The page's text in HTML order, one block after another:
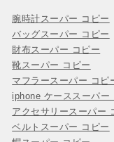
腕時計スーパー コピー
バッグスーパー コピー
財布スーパー コピー
靴スーパー コピー
マフラースーパー コピ
iphone ケーススーパー
アクセサリースーパー
ベルトスーパー コピー